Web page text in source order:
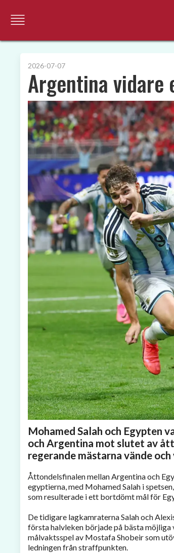
2026-07-07
Argentina
Mohamed Salah och Egypten
och Argentina mot slutet av
regerande mästarna vände och
Åttondelsfinalen mellan Argentina och
egyptierna, med Mohamed Salah i
som resulterade i ett bortdömt mål för
De tidigare lagkamraterna Salah och
första halvleken började på bästa möjliga
målvaktsspel av Mostafa Shobeir som
ledningen från straffpunkten.